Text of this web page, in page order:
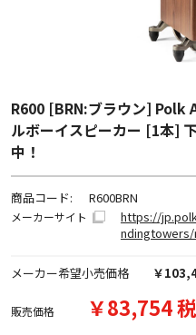
R600 [BRN:ブラウン] Polk
ルボーイスピーカー [1本]
中！
商品コード: R600BRN
メーカーサイト
https://
ndingtowers/
メーカー希望小売価格 ￥
販売価格 ￥83,754